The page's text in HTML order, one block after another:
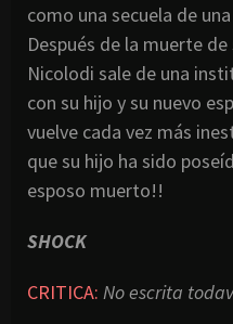
como una secuela de
Después de la muerte
Nicolodi sale de una
con su hijo y su nuevo
vuelve cada vez más
que su hijo ha sido
esposo muerto!!
SHOCK
CRITICA: No escrita